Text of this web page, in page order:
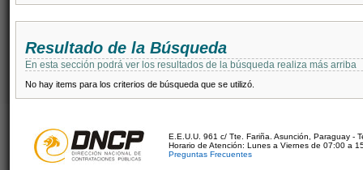
Resultado de la Búsqueda
En esta sección podrá ver los resultados de la búsqueda realiza más arriba
No hay items para los criterios de búsqueda que se utilizó.
E.E.U.U. 961 c/ Tte. Fariña. Asunción, Paraguay -
Horario de Atención: Lunes a Viernes de 07:00 a
Preguntas Frecuentes